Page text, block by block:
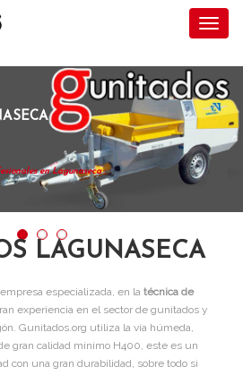
en Lagunaseca .
LAGUNASECA
especializada, en la técnica de
experiencia en el sector de gunitados y
Gunitados.org utiliza la vía húmeda,
gran calidad mínimo H400, este es un
con una gran durabilidad, sobre todo si